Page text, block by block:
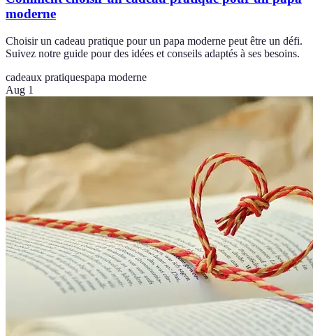
moderne
Choisir un cadeau pratique pour un papa moderne peut être un défi.
Suivez notre guide pour des idées et conseils adaptés à ses besoins.
cadeaux pratiquespapa moderne
Aug 1